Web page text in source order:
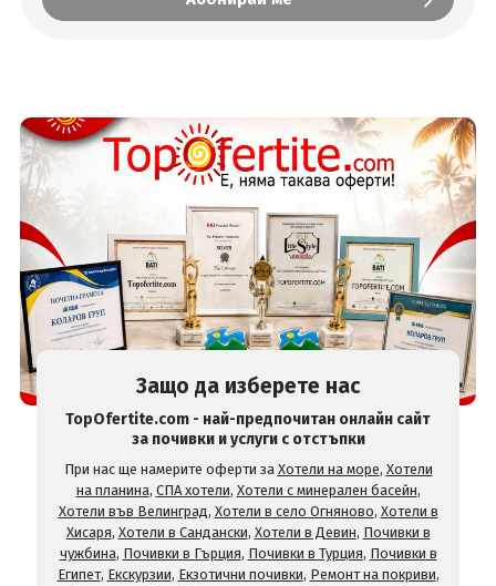
Защо да изберете нас
TopOfertite.com - най-предпочитан онлайн сайт
за почивки и услуги с отстъпки
При нас ще намерите оферти за Хотели на море, Хотели
на планина, СПА хотели, Хотели с минерален басейн,
Хотели във Велинград, Хотели в село Огняново, Хотели в
Хисаря, Хотели в Сандански, Хотели в Девин, Почивки в
чужбина, Почивки в Гърция, Почивки в Турция, Почивки в
Египет, Екскурзии, Екзотични почивки, Ремонт на покриви,